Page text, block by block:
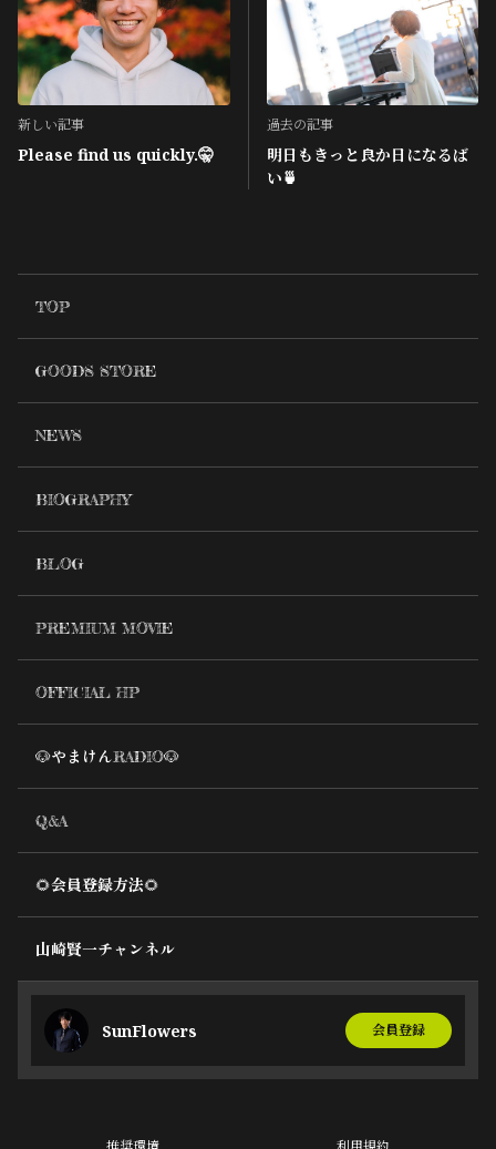
新しい記事
Please find us quickly.🤫
過去の記事
明日もきっと良か日になるば
い🍵
TOP
GOODS STORE
NEWS
BIOGRAPHY
BLOG
PREMIUM MOVIE
OFFICIAL HP
🐶やまけんRADIO🐶
Q&A
🌻会員登録方法🌻
山崎賢一チャンネル
SunFlowers 会員登録